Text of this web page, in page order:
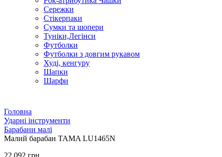
Сережки
Стікерпаки
Сумки та шопери
Туніки,Легінси
Футболки
Футболки з довгим рукавом
Худі, кенгуру
Шапки
Шарфи
Головна
Ударні інструменти
Барабани малі
Малий барабан TAMA LU1465N
22 092 грн